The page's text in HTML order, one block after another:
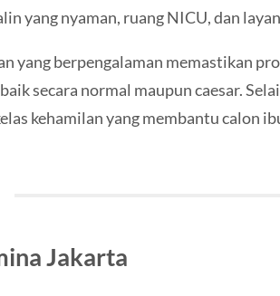
yang nyaman, ruang NICU, dan
yang berpengalaman memastikan
secara normal maupun caesar.
kehamilan yang membantu calon
Jakarta